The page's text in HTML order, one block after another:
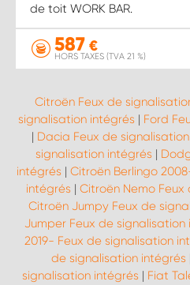
de toit WORK BAR.
587 €
HORS TAXES (TVA 21 %)
Citroën Feux de
signalisation intégrés | Ford
| Dacia Feux de
signalisation intégrés |
intégrés | Citroën Berlingo
intégrés | Citroën Nemo
Citroën Jumpy Feux de
Jumper Feux de signalisation
2019- Feux de signalisation
de signalisation intégrés
signalisation intégrés | Fiat